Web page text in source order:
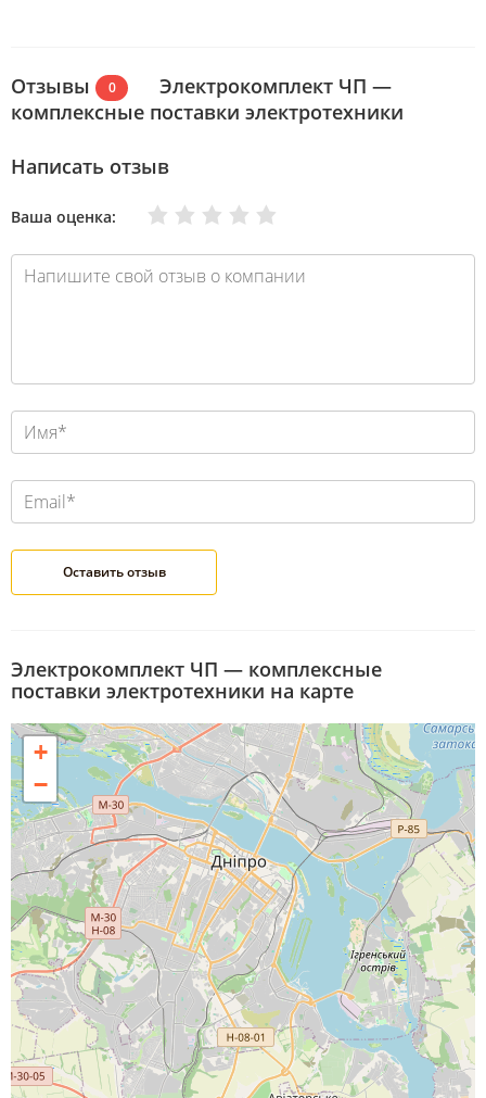
Отзывы 0
Электрокомплект ЧП —
комплексные поставки электротехники
Написать отзыв
Ваша оценка: Отлично
Хорошо
Нормально
Плохо
Очень плохо
Электрокомплект ЧП — комплексные
поставки электротехники на карте
+
−